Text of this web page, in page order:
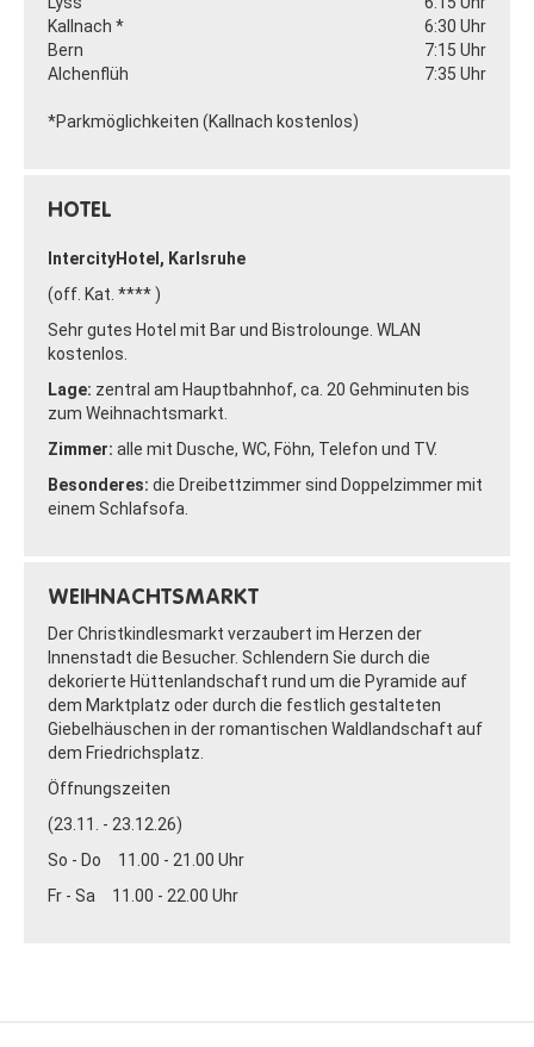
Kallnach *
6:30 Uhr
Bern
7:15 Uhr
Alchenflüh
7:35 Uhr
*Parkmöglichkeiten (Kallnach kostenlos)
HOTEL
IntercityHotel, Karlsruhe
(off. Kat. **** )
Sehr gutes Hotel mit Bar und Bistrolounge. WLAN
kostenlos.
Lage: zentral am Hauptbahnhof, ca. 20 Gehminuten bis
zum Weihnachtsmarkt.
Zimmer: alle mit Dusche, WC, Föhn, Telefon und TV.
Besonderes: die Dreibettzimmer sind Doppelzimmer mit
einem Schlafsofa.
WEIHNACHTSMARKT
Der Christkindlesmarkt verzaubert im Herzen der
Innenstadt die Besucher. Schlendern Sie durch die
dekorierte Hüttenlandschaft rund um die Pyramide auf
dem Marktplatz oder durch die festlich gestalteten
Giebelhäuschen in der romantischen Waldlandschaft auf
dem Friedrichsplatz.
Öffnungszeiten
(23.11. - 23.12.26)
So - Do 11.00 - 21.00 Uhr
Fr - Sa 11.00 - 22.00 Uhr